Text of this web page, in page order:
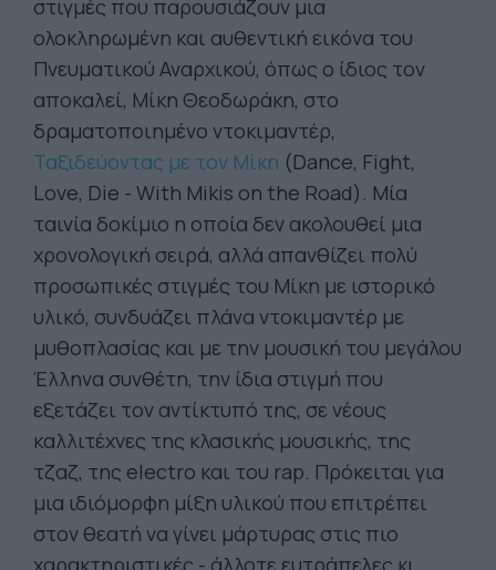
στιγμές που παρουσιάζουν μια
ολοκληρωμένη και αυθεντική εικόνα του
Πνευματικού Αναρχικού, όπως ο ίδιος τον
αποκαλεί, Μίκη Θεοδωράκη, στο
δραματοποιημένο ντοκιμαντέρ,
Ταξιδεύοντας με τον Μίκη (Dance, Fight,
Love, Die - With Mikis on the Road). Μία
ταινία δοκίμιο η οποία δεν ακολουθεί μια
χρονολογική σειρά, αλλά απανθίζει πολύ
προσωπικές στιγμές του Μίκη με ιστορικό
υλικό, συνδυάζει πλάνα ντοκιμαντέρ με
μυθοπλασίας και με την μουσική του μεγάλου
Έλληνα συνθέτη, την ίδια στιγμή που
εξετάζει τον αντίκτυπό της, σε νέους
καλλιτέχνες της κλασικής μουσικής, της
τζαζ, της electro και του rap. Πρόκειται για
μια ιδιόμορφη μίξη υλικού που επιτρέπει
στον θεατή να γίνει μάρτυρας στις πιο
χαρακτηριστικές - άλλοτε ευτράπελες κι